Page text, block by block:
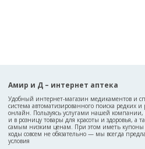
Амир и Д – интернет аптека
Удобный интернет-магазин медикаментов и
система автоматизированного поиска редких
онлайн. Пользуясь услугами нашей компании,
и в розницу товары для красоты и здоровья, а
самым низким ценам. При этом иметь купоны
коды совсем не обязательно — мы всегда
условия